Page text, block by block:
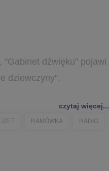
dźwięku" pojawi
dziewczyny".
czytaj więcej...
RAMÓWKA RADIO